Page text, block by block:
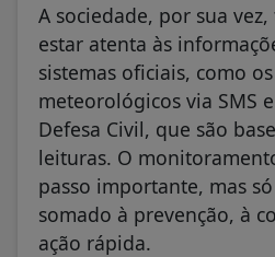
A sociedade, por sua
estar atenta às
sistemas oficiais, como
meteorológicos via SMS
Defesa Civil, que são
leituras. O
passo importante, mas
somado à prevenção, à
ação rápida.